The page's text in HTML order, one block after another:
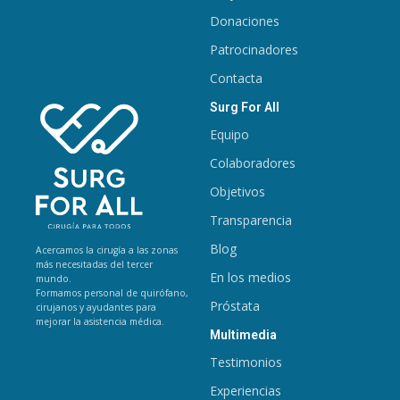
Acercamos la cirugía a las zonas
más necesitadas del tercer
mundo.
Formamos personal de quirófano,
cirujanos y ayudantes para
mejorar la asistencia médica.
Donaciones
Patrocinadores
Contacta
Surg For All
Equipo
Colaboradores
Objetivos
Transparencia
Blog
En los medios
Próstata
Multimedia
Testimonios
Experiencias